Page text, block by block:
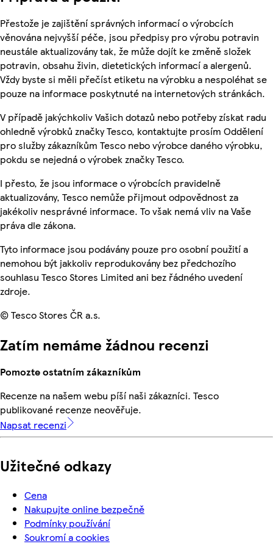
Přestože je zajištění správných informací o výrobcích
věnována nejvyšší péče, jsou předpisy pro výrobu potravin
neustále aktualizovány tak, že může dojít ke změně složek
potravin, obsahu živin, dietetických informací a alergenů.
Vždy byste si měli přečíst etiketu na výrobku a nespoléhat se
pouze na informace poskytnuté na internetových stránkách.
V případě jakýchkoliv Vašich dotazů nebo potřeby získat radu
ohledně výrobků značky Tesco, kontaktujte prosím Oddělení
pro služby zákazníkům Tesco nebo výrobce daného výrobku,
pokdu se nejedná o výrobek značky Tesco.
I přesto, že jsou informace o výrobcích pravidelně
aktualizovány, Tesco nemůže přijmout odpovědnost za
jakékoliv nesprávné informace. To však nemá vliv na Vaše
práva dle zákona.
Tyto informace jsou podávány pouze pro osobní použití a
nemohou být jakkoliv reprodukovány bez předchozího
souhlasu Tesco Stores Limited ani bez řádného uvedení
zdroje.
© Tesco Stores ČR a.s.
Zatím nemáme žádnou recenzi
Pomozte ostatním zákazníkům
Recenze na našem webu píší naši zákazníci. Tesco
publikované recenze neověřuje.
Napsat recenzi
Užitečné odkazy
Cena
Nakupujte online bezpečně
Podmínky používání
Soukromí a cookies